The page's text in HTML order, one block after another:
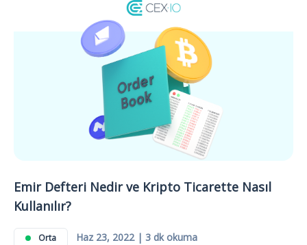
Emir Defteri Nedir ve Kripto Ticarette Nasıl
Kullanılır?
Orta Haz 23, 2022 | 3 dk okuma